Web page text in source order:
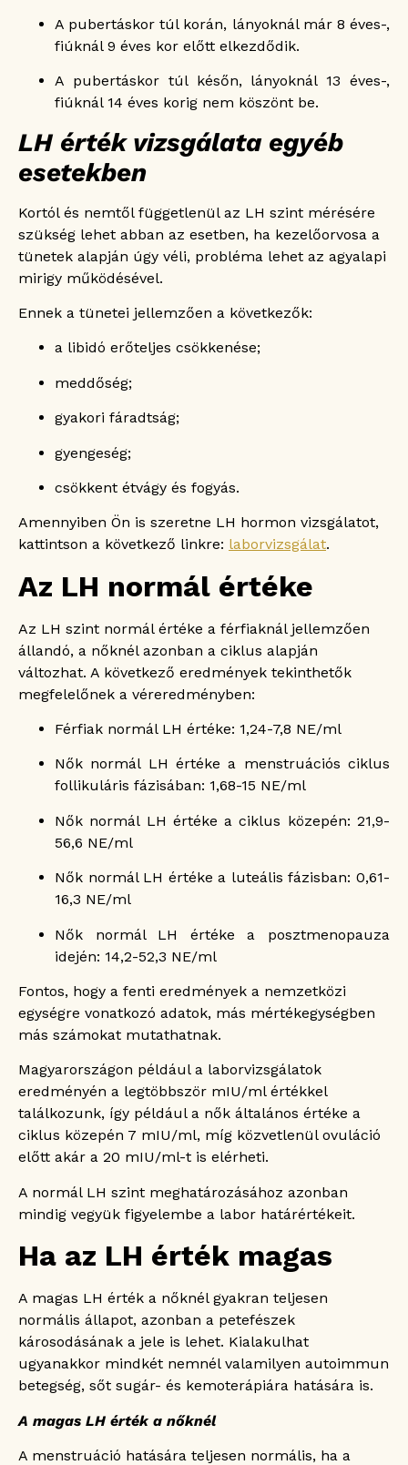
A pubertáskor túl korán, lányoknál már 8 éves-,
fiúknál 9 éves kor előtt elkezdődik.
A pubertáskor túl későn, lányoknál 13 éves-,
fiúknál 14 éves korig nem köszönt be.
LH érték vizsgálata egyéb
esetekben
Kortól és nemtől függetlenül az LH szint mérésére
szükség lehet abban az esetben, ha kezelőorvosa a
tünetek alapján úgy véli, probléma lehet az agyalapi
mirigy működésével.
Ennek a tünetei jellemzően a következők:
a libidó erőteljes csökkenése;
meddőség;
gyakori fáradtság;
gyengeség;
csökkent étvágy és fogyás.
Amennyiben Ön is szeretne LH hormon vizsgálatot,
kattintson a következő linkre: laborvizsgálat.
Az LH normál értéke
Az LH szint normál értéke a férfiaknál jellemzően
állandó, a nőknél azonban a ciklus alapján
változhat. A következő eredmények tekinthetők
megfelelőnek a véreredményben:
Férfiak normál LH értéke: 1,24-7,8 NE/ml
Nők normál LH értéke a menstruációs ciklus
follikuláris fázisában: 1,68-15 NE/ml
Nők normál LH értéke a ciklus közepén: 21,9-
56,6 NE/ml
Nők normál LH értéke a luteális fázisban: 0,61-
16,3 NE/ml
Nők normál LH értéke a posztmenopauza
idején: 14,2-52,3 NE/ml
Fontos, hogy a fenti eredmények a nemzetközi
egységre vonatkozó adatok, más mértékegységben
más számokat mutathatnak.
Magyarországon például a laborvizsgálatok
eredményén a legtöbbször mIU/ml értékkel
találkozunk, így például a nők általános értéke a
ciklus közepén 7 mIU/ml, míg közvetlenül ovuláció
előtt akár a 20 mIU/ml-t is elérheti.
A normál LH szint meghatározásához azonban
mindig vegyük figyelembe a labor határértékeit.
Ha az LH érték magas
A magas LH érték a nőknél gyakran teljesen
normális állapot, azonban a petefészek
károsodásának a jele is lehet. Kialakulhat
ugyanakkor mindkét nemnél valamilyen autoimmun
betegség, sőt sugár- és kemoterápiára hatására is.
A magas LH érték a nőknél
A menstruáció hatására teljesen normális, ha a